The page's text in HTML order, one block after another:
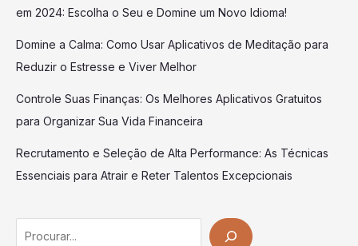
em 2024: Escolha o Seu e Domine um Novo Idioma!
Domine a Calma: Como Usar Aplicativos de Meditação para
Reduzir o Estresse e Viver Melhor
Controle Suas Finanças: Os Melhores Aplicativos Gratuitos
para Organizar Sua Vida Financeira
Recrutamento e Seleção de Alta Performance: As Técnicas
Essenciais para Atrair e Reter Talentos Excepcionais